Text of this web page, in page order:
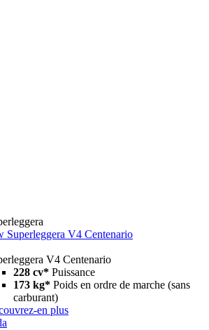
Superleggera V4 Centenario
V4 Centenario
228 cv* Puissance
173 kg* Poids en ordre de marche (sans
carburant)
en plus